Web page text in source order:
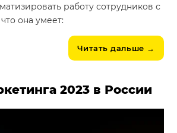
работу сотрудников с
она умеет:
Читать дальше →
2023 в России